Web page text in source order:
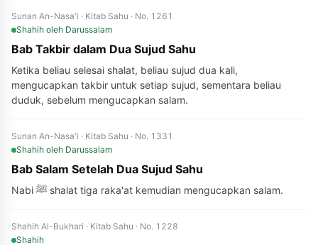
Sunan An-Nasa'i · Kitab Sahu · No. 1261
Shahih oleh Darussalam
Bab Takbir dalam Dua Sujud Sahu
Ketika beliau selesai shalat, beliau sujud dua kali,
mengucapkan takbir untuk setiap sujud, sementara beliau
duduk, sebelum mengucapkan salam.
Sunan An-Nasa'i · Kitab Sahu · No. 1331
Shahih oleh Darussalam
Bab Salam Setelah Dua Sujud Sahu
Nabi ﷺ shalat tiga raka'at kemudian mengucapkan salam.
Shahih Al-Bukhari · Kitab Sahu · No. 1228
Shahih